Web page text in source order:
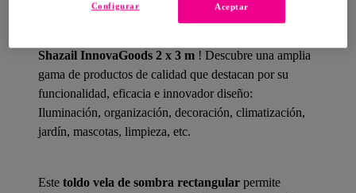
Shazail InnovaGoods 2 x 3 m ! Descubre una amplia
gama de productos de calidad que destacan por su
funcionalidad, eficacia e innovador diseño:
Iluminación, organización, decoración, climatización,
jardín, mascotas, limpieza, etc.
Este toldo vela de sombra rectangular permite
Aceptar
Configurar